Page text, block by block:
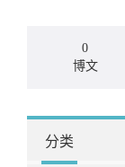
0
博文
分类